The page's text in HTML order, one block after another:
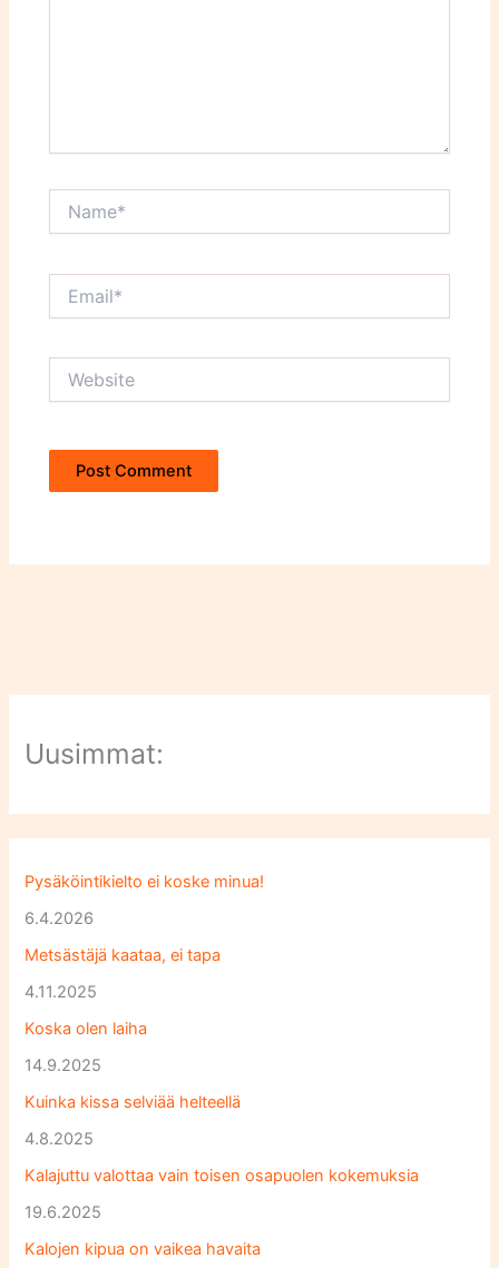
Uusimmat:
Pysäköintikielto ei koske minua!
6.4.2026
Metsästäjä kaataa, ei tapa
4.11.2025
Koska olen laiha
14.9.2025
Kuinka kissa selviää helteellä
4.8.2025
Kalajuttu valottaa vain toisen osapuolen kokemuksia
19.6.2025
Kalojen kipua on vaikea havaita